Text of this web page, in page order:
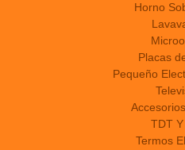
Horno
Placas
Pequeño
TDT
Termos